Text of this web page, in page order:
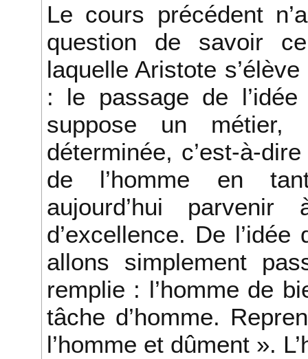
Le cours précédent
question de savoir
laquelle Aristote
: le passage de
suppose un métier,
déterminée, c’est-à-
de l’homme en
aujourd’hui
d’excellence. De
allons simplement
remplie : l’homme de
tâche d’homme.
l’homme et dûment ».